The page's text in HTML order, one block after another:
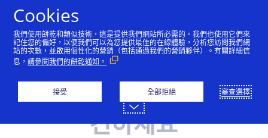
繁體中文 简体中文 日本語 한국어
대만에서 즐거움을 발
견하세요
Cookies
我們使用餅乾和類似技術，這是提供我們網站所必需的。我們也使用它們來
記住您的偏好，以便我們可以為您提供最佳的在線體驗，分析您訪問我們網
站的次數，並啟用個性化的營銷（包括通過我們的營銷夥伴）。有關詳細信
息，請參閱我們的餅乾通知。
接受 全部拒絕 審查選擇